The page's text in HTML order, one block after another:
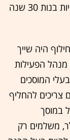
על-ידי איביי, ולפי תקנות המכס כוללים מכוניות בנות 30 שנה
היה שייך
הפעילות
המוסכים
צריכים להחליף
להם לשלם 150-200 שקל במוסך
מזמינים נורה שעולה 5-7 דולר, משלמים רק